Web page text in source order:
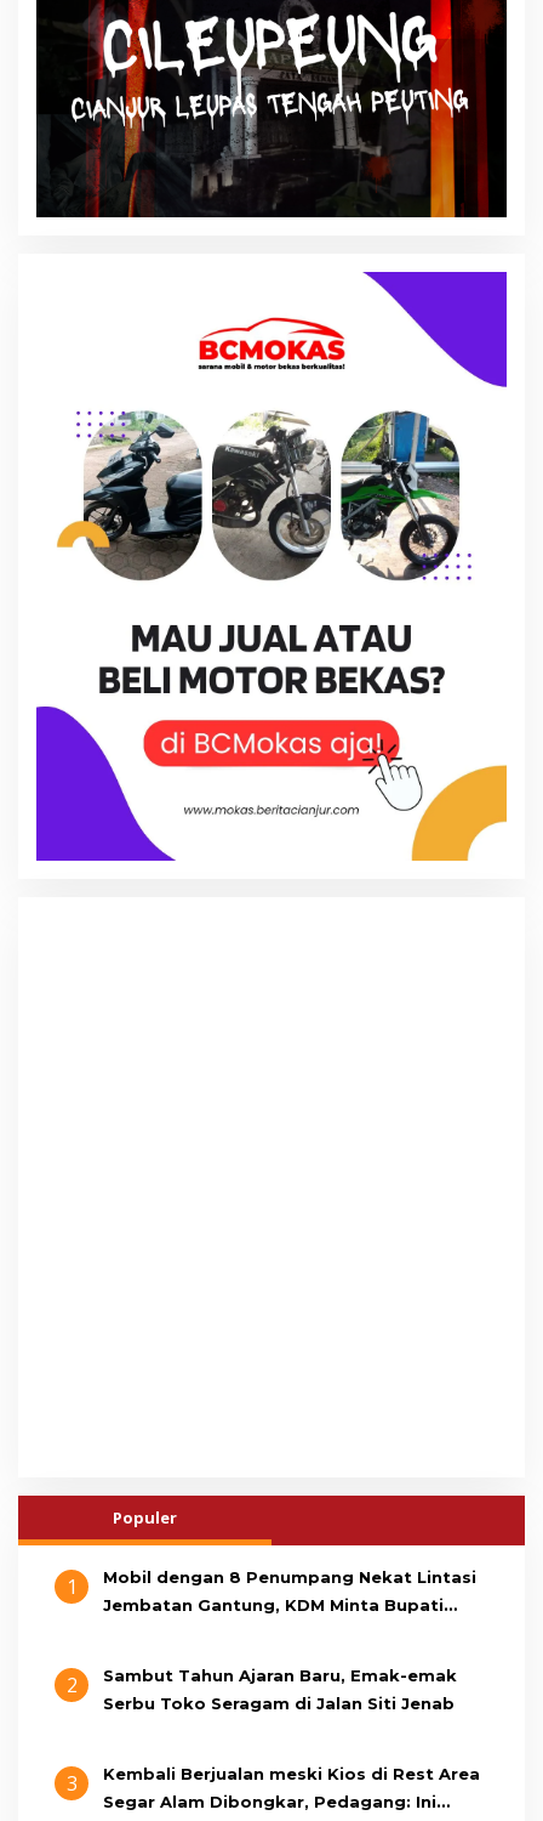
Populer
1
Mobil dengan 8 Penumpang Nekat Lintasi
Jembatan Gantung, KDM Minta Bupati
2
Sambut Tahun Ajaran Baru, Emak-emak
Serbu Toko Seragam di Jalan Siti Jenab
3
Kembali Berjualan meski Kios di Rest Area
Segar Alam Dibongkar, Pedagang: Ini